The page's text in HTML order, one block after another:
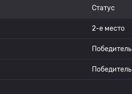
Статус
2-е место
Победитель
Победитель